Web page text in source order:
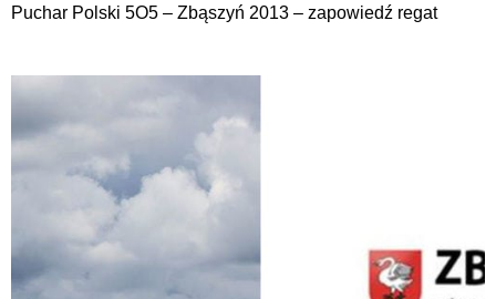
Puchar Polski 5O5 – Zbąszyń 2013 – zapowiedź regat